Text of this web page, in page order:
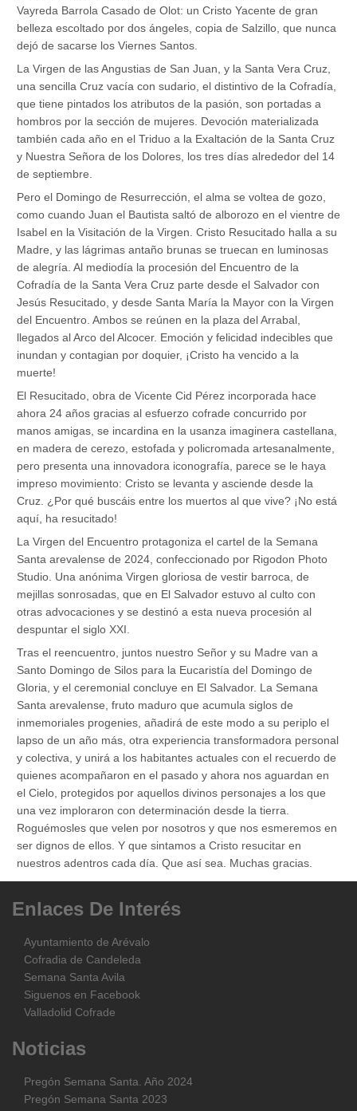
Vayreda Barrola Casado de Olot: un Cristo Yacente de gran
belleza escoltado por dos ángeles, copia de Salzillo, que nunca
dejó de sacarse los Viernes Santos.
La Virgen de las Angustias de San Juan, y la Santa Vera Cruz,
una sencilla Cruz vacía con sudario, el distintivo de la Cofradía,
que tiene pintados los atributos de la pasión, son portadas a
hombros por la sección de mujeres. Devoción materializada
también cada año en el Triduo a la Exaltación de la Santa Cruz
y Nuestra Señora de los Dolores, los tres días alrededor del 14
de septiembre.
Pero el Domingo de Resurrección, el alma se voltea de gozo,
como cuando Juan el Bautista saltó de alborozo en el vientre de
Isabel en la Visitación de la Virgen. Cristo Resucitado halla a su
Madre, y las lágrimas antaño brunas se truecan en luminosas
de alegría. Al mediodía la procesión del Encuentro de la
Cofradía de la Santa Vera Cruz parte desde el Salvador con
Jesús Resucitado, y desde Santa María la Mayor con la Virgen
del Encuentro. Ambos se reúnen en la plaza del Arrabal,
llegados al Arco del Alcocer. Emoción y felicidad indecibles que
inundan y contagian por doquier, ¡Cristo ha vencido a la
muerte!
El Resucitado, obra de Vicente Cid Pérez incorporada hace
ahora 24 años gracias al esfuerzo cofrade concurrido por
manos amigas, se incardina en la usanza imaginera castellana,
en madera de cerezo, estofada y policromada artesanalmente,
pero presenta una innovadora iconografía, parece se le haya
impreso movimiento: Cristo se levanta y asciende desde la
Cruz. ¿Por qué buscáis entre los muertos al que vive? ¡No está
aquí, ha resucitado!
La Virgen del Encuentro protagoniza el cartel de la Semana
Santa arevalense de 2024, confeccionado por Rigodon Photo
Studio. Una anónima Virgen gloriosa de vestir barroca, de
mejillas sonrosadas, que en El Salvador estuvo al culto con
otras advocaciones y se destinó a esta nueva procesión al
despuntar el siglo XXI.
Tras el reencuentro, juntos nuestro Señor y su Madre van a
Santo Domingo de Silos para la Eucaristía del Domingo de
Gloria, y el ceremonial concluye en El Salvador. La Semana
Santa arevalense, fruto maduro que acumula siglos de
inmemoriales progenies, añadirá de este modo a su periplo el
lapso de un año más, otra experiencia transformadora personal
y colectiva, y unirá a los habitantes actuales con el recuerdo de
quienes acompañaron en el pasado y ahora nos aguardan en
el Cielo, protegidos por aquellos divinos personajes a los que
una vez imploraron con determinación desde la tierra.
Roguémosles que velen por nosotros y que nos esmeremos en
ser dignos de ellos. Y que sintamos a Cristo resucitar en
nuestros adentros cada día. Que así sea. Muchas gracias.
Enlaces De Interés
Ayuntamiento de Arévalo
Cofradia de Candeleda
Semana Santa Avila
Siguenos en Facebook
Valladolid Cofrade
Noticias
Pregón Semana Santa. Año 2024
Pregón Semana Santa 2023